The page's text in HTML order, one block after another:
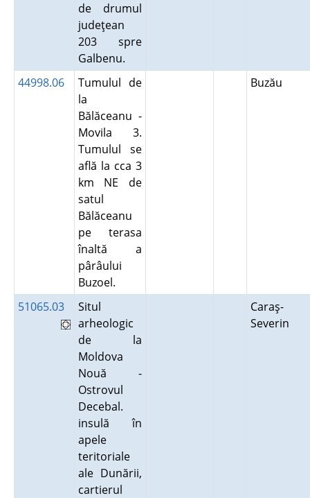
de drumul
judeţean
203 spre
Galbenu.
44998.06
Tumulul de
la
Bălăceanu -
Movila 3.
Tumulul se
află la cca 3
km NE de
satul
Bălăceanu
pe terasa
înaltă a
pârâului
Buzoel.
Buzău
51065.03
Situl
arheologic
de la
Moldova
Nouă -
Ostrovul
Decebal.
insulă în
apele
teritoriale
ale Dunării,
cartierul
Caraş-
Severin